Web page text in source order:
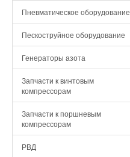
Пневматическое оборудование
Пескоструйное оборудование
Генераторы азота
Запчасти к винтовым
компрессорам
Запчасти к поршневым
компрессорам
РВД